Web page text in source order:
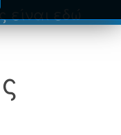
είναι εδώ